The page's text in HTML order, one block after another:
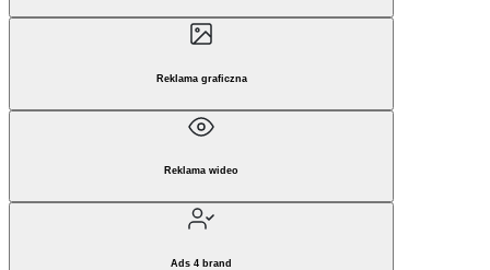
Reklama graficzna
Reklama wideo
Ads 4 brand